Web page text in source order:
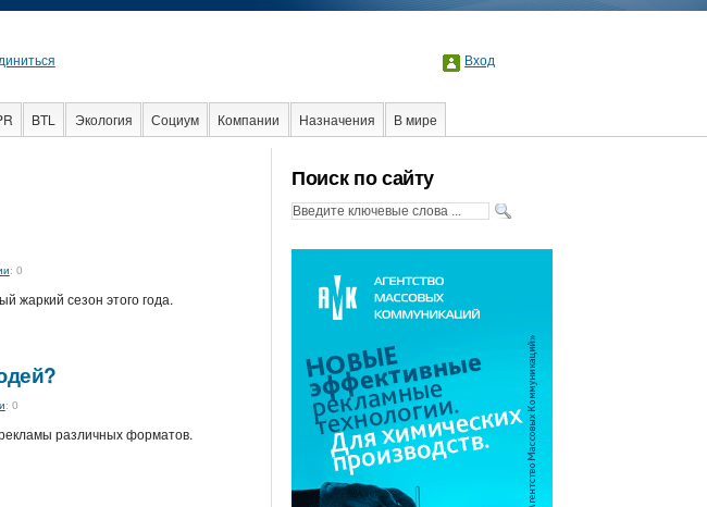
Вход
BTL Экология Социум Компании Назначения
В мире
Поиск по сайту
: 0
жаркий сезон этого года.
: 0
различных форматов.